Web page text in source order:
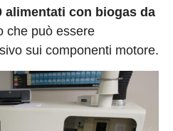
alimentati con biogas da
che può essere
sui componenti motore.